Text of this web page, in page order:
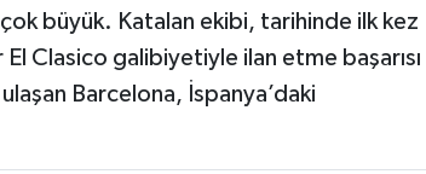
büyük. Katalan ekibi, tarihinde ilk kez
Clasico galibiyetiyle ilan etme başarısı
Barcelona, İspanya’daki